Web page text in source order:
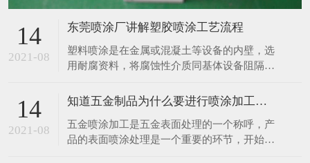
14
2021-08
东莞喷涂厂讲解塑胶喷涂工艺流程
塑料喷涂是在金属或混凝土等设备的内壁，选
用耐腐资料，将腐蚀性介质同基体设备阻隔，
料资料不同分胶泥防腐布料、砖板防腐布料、
橡胶防腐布料、塑料防腐布料、玻璃钢防腐布
料几大类，塑料喷涂多用于化工设备的防腐
蚀。​下面，一起来听听东莞喷涂厂讲解塑胶喷
14
2021-08
知道五金制品为什么要进行喷涂加工吗？
五金喷涂加工是五金表面处理的一个称呼，产
品的表面喷涂处理是一个重要的环节，开始想